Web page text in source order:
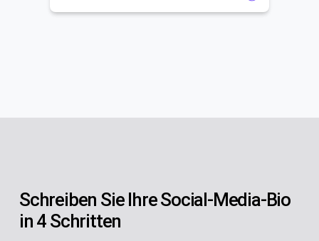
Schreiben Sie Ihre Social-Media-Bio
in 4 Schritten